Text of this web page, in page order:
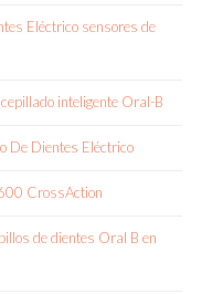
Eléctrico sensores de
inteligente Oral-B
De Dientes Eléctrico
CrossAction
de dientes Oral B en